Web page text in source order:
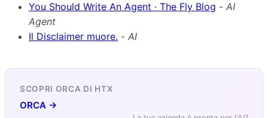
You Should Write An Agent · The Fly Blog - AI
Agent
Il Disclaimer muore. - AI
SCOPRI ORCA DI HTX
ORCA →